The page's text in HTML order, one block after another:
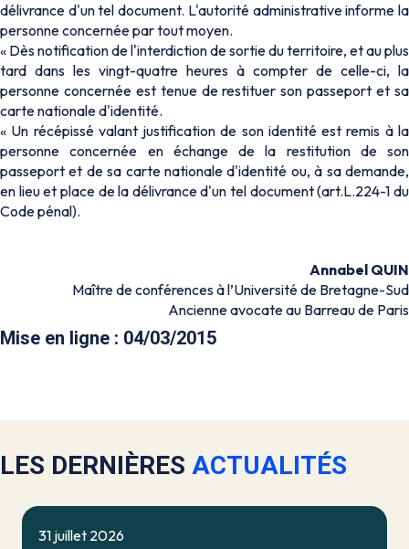
délivrance d'un tel document. L'autorité administrative informe la
personne concernée par tout moyen.
« Dès notification de l'interdiction de sortie du territoire, et au plus
tard dans les vingt-quatre heures à compter de celle-ci, la
personne concernée est tenue de restituer son passeport et sa
carte nationale d'identité.
« Un récépissé valant justification de son identité est remis à la
personne concernée en échange de la restitution de son
passeport et de sa carte nationale d'identité ou, à sa demande,
en lieu et place de la délivrance d'un tel document (art.L.224-1 du
Code pénal).
Annabel QUIN
Maître de conférences à l’Université de Bretagne-Sud
Ancienne avocate au Barreau de Paris
Mise en ligne : 04/03/2015
LES DERNIÈRES ACTUALITÉS
31 juillet 2026